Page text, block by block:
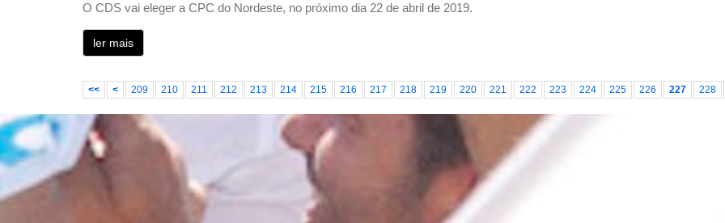
O CDS vai eleger a CPC do Nordeste, no próximo dia 22 de abril de 2019.
ler mais
<< < 209 210 211 212 213 214 215 216 217 218 219 220 221 222 223 224 225 226 227 228